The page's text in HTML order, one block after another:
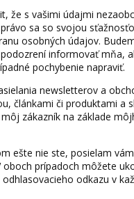
že s vašimi údajmi
sa so svojou
osobných údajov.
informovať mňa,
pochybenie napraviť.
newsletterov a
článkami či produktami a
zákazník na základe
ešte nie ste, posielam
oboch prípadoch môžete
odkazu v